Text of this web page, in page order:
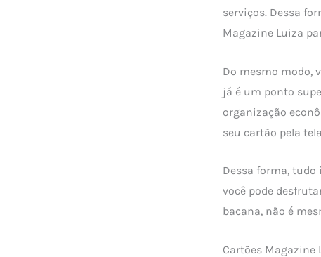
serviços. Dessa
Magazine Luiza
Do mesmo modo,
já é um ponto
organização
seu cartão pela
Dessa forma,
você pode
bacana, não é
Cartões Magazine